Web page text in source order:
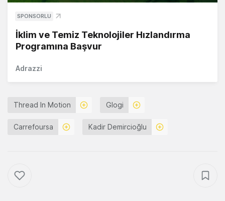
SPONSORLU
İklim ve Temiz Teknolojiler Hızlandırma
Programına Başvur
Adrazzi
Thread In Motion Glogi
Carrefoursa Kadir Demircioğlu